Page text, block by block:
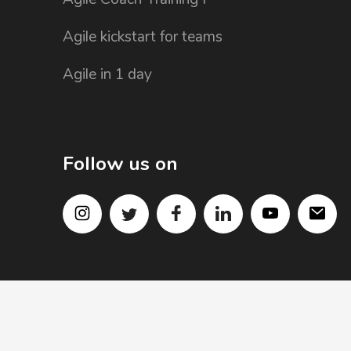
Agile kickstart for teams
Agile in 1 day
Follow us on